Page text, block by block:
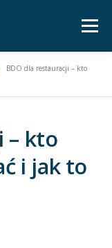
Menu
pytania
BDO dla restauracji – kto
– kto
i jak to